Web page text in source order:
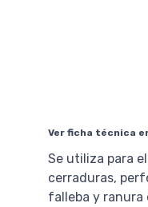
Ver ficha técnica
Se utiliza para
cerraduras,
falleba y ranura